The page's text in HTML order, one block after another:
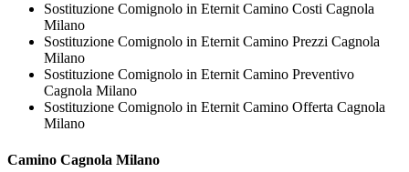
Sostituzione Comignolo in Eternit Camino Costi Cagnola
Milano
Sostituzione Comignolo in Eternit Camino Prezzi Cagnola
Milano
Sostituzione Comignolo in Eternit Camino Preventivo
Cagnola Milano
Sostituzione Comignolo in Eternit Camino Offerta Cagnola
Milano
Camino Cagnola Milano